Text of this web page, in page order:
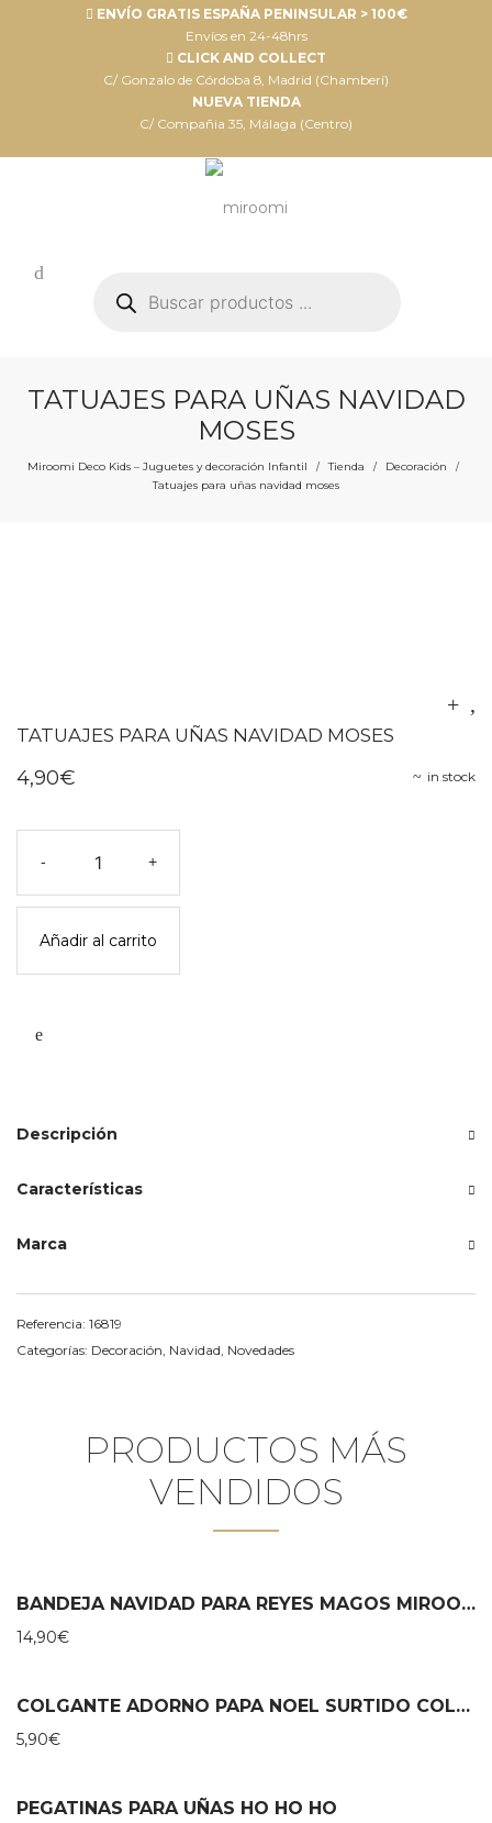
ENVÍO GRATIS ESPAÑA PENINSULAR > 100€
Envíos en 24-48hrs
CLICK AND COLLECT
C/ Gonzalo de Córdoba 8, Madrid (Chamberí)
NUEVA TIENDA
C/ Compañia 35, Málaga (Centro)
productos
TATUAJES PARA UÑAS NAVIDAD
MOSES
Miroomi Deco Kids – Juguetes y decoración Infantil / Tienda / Decoración /
Tatuajes para uñas navidad moses
TATUAJES PARA UÑAS NAVIDAD MOSES
in stock
4,90€
-
para
uñas
moses
cantidad
+
Añadir al carrito
Descripción
Características
Marca
Referencia: 16819
Categorías: Decoración Navidad Novedades
PRODUCTOS MÁS
VENDIDOS
BANDEJA NAVIDAD PARA REYES MAGOS MIROOMI
14,90€
COLGANTE ADORNO PAPA NOEL SURTIDO COLOR MOSES
5,90€
PEGATINAS PARA UÑAS HO HO HO